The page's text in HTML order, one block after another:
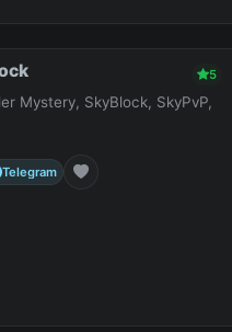
5
Mystery, SkyBlock, SkyPvP,
Telegram